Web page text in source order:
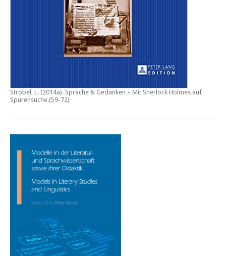
Ströbel, L. (2014a). Sprache & Gedanken – Mit Sherlock Holmes auf
Spurensuche.(59-72)